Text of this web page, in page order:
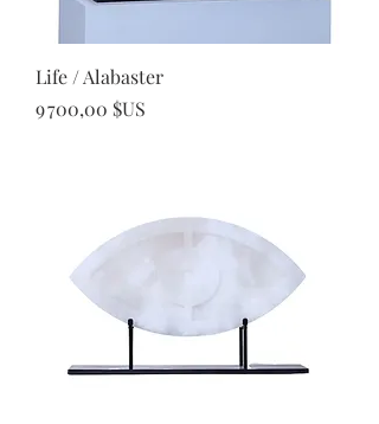
Life / Alabaster
Prix
9 700,00 $US